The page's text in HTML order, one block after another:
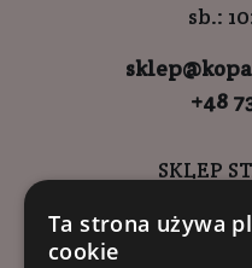
sb.:
+48
SKLEP
ul.
Ta strona używa
cookie